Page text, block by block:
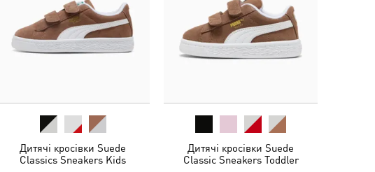
Дитячі кросівки Suede
Classics Sneakers Kids
Дитячі кросівки Suede
Classic Sneakers Toddler